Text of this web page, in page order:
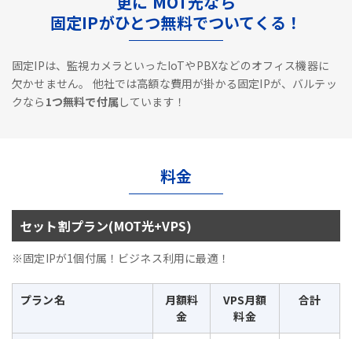
固定IPがひとつ無料でついてくる！
固定IPは、監視カメラといったIoTやPBXなどのオフィス機器に
欠かせません。
他社では高額な費用が掛かる固定IPが、バルテッ
クなら 1つ無料で付属しています！
料金
セット割プラン(MOT光+VPS)
※固定IPが1個付属！ビジネス利用に最適！
プラン名
月額料
金
VPS月額
料金
合計